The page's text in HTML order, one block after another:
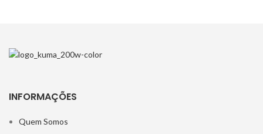
INFORMAÇÕES
Quem Somos